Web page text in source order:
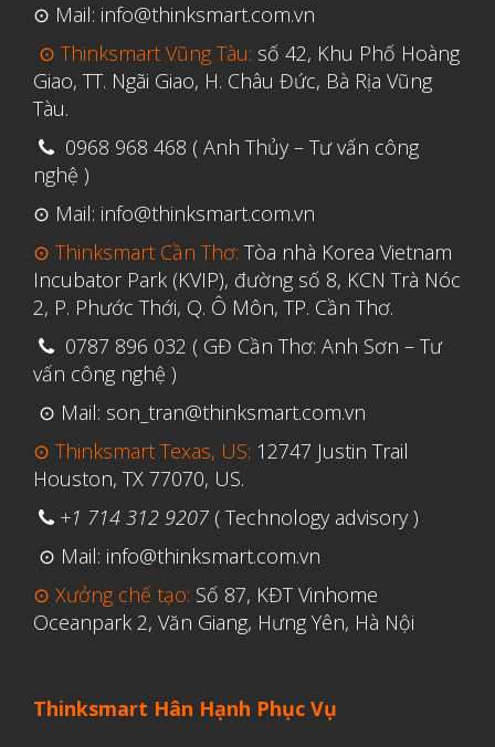
in 3d cao cấp
Mô phỏng
Ứng dụng
Vật liệu
Y Tế
⊙ Mail: info@thinksmart.com.vn
⊙ Thinksmart Vũng Tàu: số 42, Khu Phố Hoàng
Giao, TT. Ngãi Giao, H. Châu Đức, Bà Rịa Vũng
Tàu.
0968 968 468 ( Anh Thủy – Tư vấn công
nghệ )
⊙ Mail: info@thinksmart.com.vn
⊙ Thinksmart Cần Thơ: Tòa nhà Korea Vietnam
Incubator Park (KVIP), đường số 8, KCN Trà Nóc
2, P. Phước Thới, Q. Ô Môn, TP. Cần Thơ.
0787 896 032 ( GĐ Cần Thơ: Anh Sơn – Tư
vấn công nghệ )
⊙ Mail: son_tran@thinksmart.com.vn
⊙ Thinksmart Texas, US: 12747 Justin Trail
Houston, TX 77070, US.
+1 714 312 9207 ( Technology advisory )
⊙ Mail: info@thinksmart.com.vn
⊙ Xưởng chế tạo: Số 87, KĐT Vinhome
Oceanpark 2, Văn Giang, Hưng Yên, Hà Nội
Thinksmart Hân Hạnh Phục Vụ